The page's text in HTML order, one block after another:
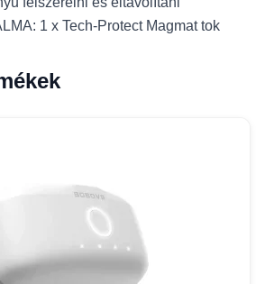
1 x Tech-Protect Magmat tok